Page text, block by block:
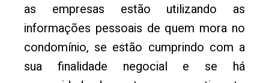
as empresas estão utilizando as
informações pessoais de quem mora no
condomínio, se estão cumprindo com a
sua finalidade negocial e se há